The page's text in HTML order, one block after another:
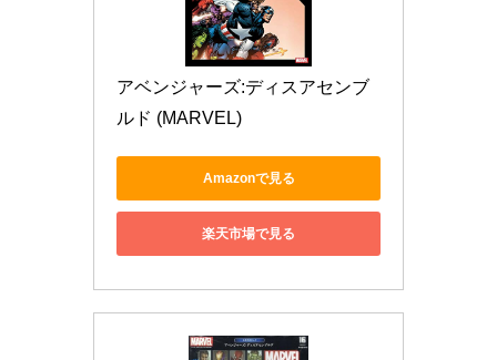
アベンジャーズ:ディスアセンブ
ルド (MARVEL)
Amazonで見る
楽天市場で見る